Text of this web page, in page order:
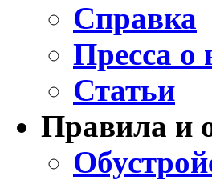
Справка
Пресса о
Статьи
Правила и